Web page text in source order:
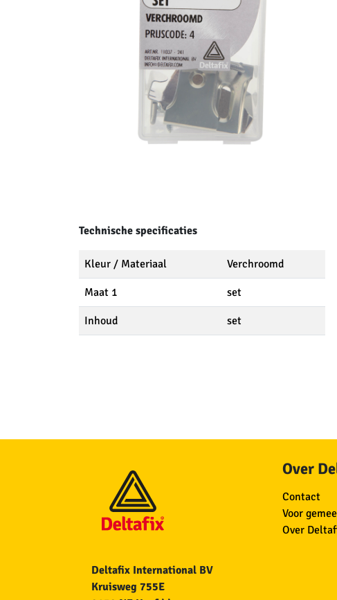
Technische specificaties
Kleur / Materiaal Verchroomd
Maat 1 set
Inhoud set
Deltafix International BV
Kruisweg 755E
Over
Contact
Voor
Over